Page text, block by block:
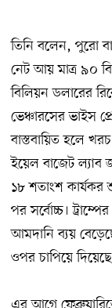
তিনি বলেন, পুরো
নেট আয় মাত্র ৯০
বিলিয়ন ডলারের
ভেঞ্চারসের ভাইস
বাস্তবায়িত হলে
ইয়েল বাজেট ল্যাব
১৮ শতাংশ কার্যকর
পর সর্বোচ্চ।
আমদানি ব্যয়
ওপর চাপিয়ে